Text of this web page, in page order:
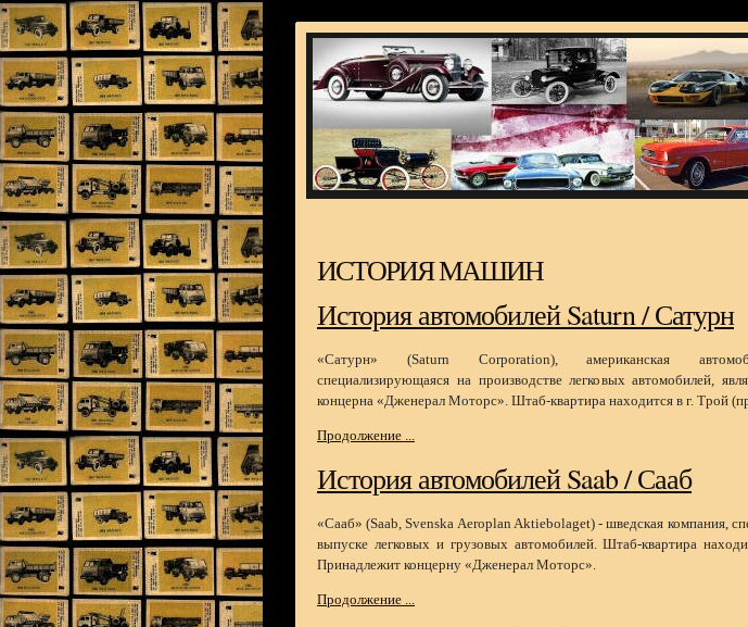
ИСТОРИЯ МАШИН
История автомобилей Saturn / Сатурн
«Сатурн» (Saturn Corporation), американская
специализирующаяся на производстве легковых автомобилей,
концерна «Дженерал Моторс». Штаб-квартира находится в г. Трой
Продолжение ...
История автомобилей Saab / Сааб
«Сааб» (Saab, Svenska Aeroplan Aktiebolaget) - шведская компания,
выпуске легковых и грузовых автомобилей. Штаб-квартира
Принадлежит концерну «Дженерал Моторс».
Продолжение ...